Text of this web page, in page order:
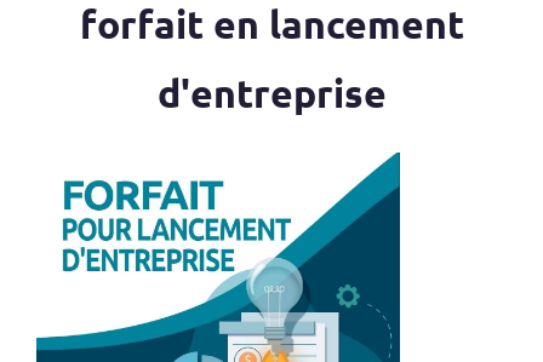
forfait en lancement
d'entreprise